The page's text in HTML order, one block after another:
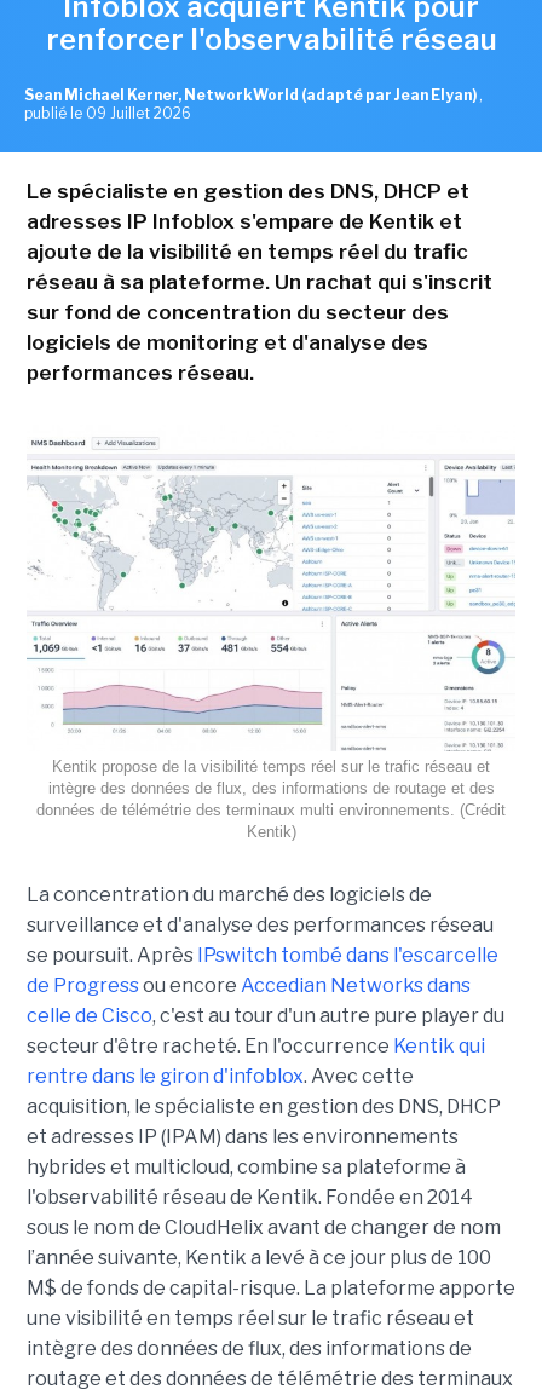
Infoblox acquiert Kentik pour
renforcer l'observabilité réseau
Sean Michael Kerner, NetworkWorld (adapté par Jean Elyan) ,
publié le 09 Juillet 2026
Le spécialiste en gestion des DNS, DHCP et
adresses IP Infoblox s'empare de Kentik et
ajoute de la visibilité en temps réel du trafic
réseau à sa plateforme. Un rachat qui s'inscrit
sur fond de concentration du secteur des
logiciels de monitoring et d'analyse des
performances réseau.
Kentik propose de la visibilité temps réel sur le trafic réseau et
intègre des données de flux, des informations de routage et des
données de télémétrie des terminaux multi environnements. (Crédit
Kentik)
La concentration du marché des logiciels de
surveillance et d'analyse des performances réseau
se poursuit. Après IPswitch tombé dans l'escarcelle
de Progressou encore Accedian Networks dans
celle de Cisco, c'est au tour d'un autre pure player du
secteur d'être racheté. En l'occurrence Kentik qui
rentre dans le giron d'infoblox. Avec cette
acquisition, le spécialiste en gestion des DNS, DHCP
et adresses IP (IPAM) dans les environnements
hybrides et multicloud, combine sa plateforme à
l'observabilité réseau de Kentik. Fondée en 2014
sous le nom de CloudHelix avant de changer de nom
l’année suivante, Kentik a levé à ce jour plus de 100
M$ de fonds de capital-risque. La plateforme apporte
une visibilité en temps réel sur le trafic réseau et
intègre des données de flux, des informations de
routage et des données de télémétrie des terminaux